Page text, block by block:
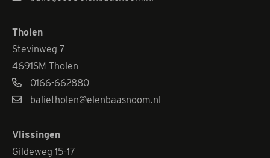
Tholen
Stevinweg 7
4691SM Tholen
0166-662880
balietholen@elenbaasnoom.nl
Vlissingen
Gildeweg 15-17